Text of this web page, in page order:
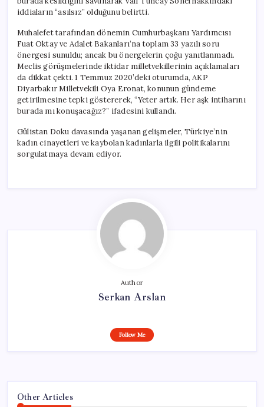
iddiaların “asılsız” olduğunu belirtti.
Muhalefet tarafından dönemin Cumhurbaşkanı Yardımcısı
Fuat Oktay ve Adalet Bakanları’na toplam 33 yazılı soru
önergesi sunuldu; ancak bu önergelerin çoğu yanıtlanmadı.
Meclis görüşmelerinde iktidar milletvekillerinin açıklamaları
da dikkat çekti. 1 Temmuz 2020’deki oturumda, AKP
Diyarbakır Milletvekili Oya Eronat, konunun gündeme
getirilmesine tepki göstererek, “Yeter artık. Her aşk intiharını
burada mı konuşacağız?” ifadesini kullandı.
Gülistan Doku davasında yaşanan gelişmeler, Türkiye’nin
kadın cinayetleri ve kaybolan kadınlarla ilgili politikalarını
sorgulatmaya devam ediyor.
Author
Serkan Arslan
Follow Me
Other Articles